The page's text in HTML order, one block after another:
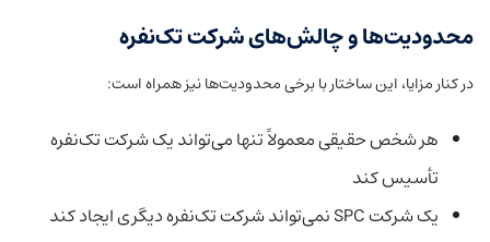
محدودیت‌ها و چالش‌های شرکت تک‌نفره
در کنار مزایا، این ساختار با برخی محدودیت‌ها نیز همراه است:
هر شخص حقیقی معمولاً تنها می‌تواند یک شرکت تک‌نفره
تأسیس کند
یک شرکت SPC نمی‌تواند شرکت تک‌نفره دیگری ایجاد کند